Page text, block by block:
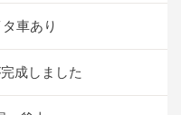
車あり
成しました